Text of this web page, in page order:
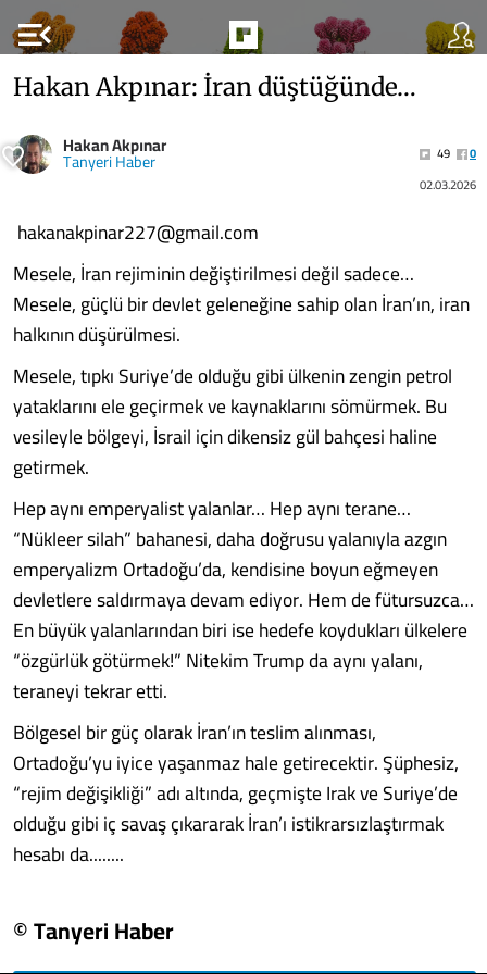
menu_open
Hakan Akpınar: İran düştüğünde…
Hakan Akpınar
Tanyeri Haber 49
0
02.03.2026
hakanakpinar227@gmail.com
Mesele, İran rejiminin değiştirilmesi değil sadece…
Mesele, güçlü bir devlet geleneğine sahip olan İran’ın, iran
halkının düşürülmesi.
Mesele, tıpkı Suriye’de olduğu gibi ülkenin zengin petrol
yataklarını ele geçirmek ve kaynaklarını sömürmek. Bu
vesileyle bölgeyi, İsrail için dikensiz gül bahçesi haline
getirmek.
Hep aynı emperyalist yalanlar… Hep aynı terane…
“Nükleer silah” bahanesi, daha doğrusu yalanıyla azgın
emperyalizm Ortadoğu’da, kendisine boyun eğmeyen
devletlere saldırmaya devam ediyor. Hem de fütursuzca…
En büyük yalanlarından biri ise hedefe koydukları ülkelere
“özgürlük götürmek!” Nitekim Trump da aynı yalanı,
teraneyi tekrar etti.
Bölgesel bir güç olarak İran’ın teslim alınması,
Ortadoğu’yu iyice yaşanmaz hale getirecektir. Şüphesiz,
“rejim değişikliği” adı altında, geçmişte Irak ve Suriye’de
olduğu gibi iç savaş çıkararak İran’ı istikrarsızlaştırmak
hesabı da........
© Tanyeri Haber